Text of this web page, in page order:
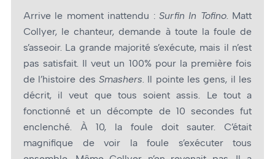
Arrive le moment inattendu : Surfin In Tofino. Matt
Collyer, le chanteur, demande à toute la foule de
s’asseoir. La grande majorité s’exécute, mais il n’est
pas satisfait. Il veut un 100% pour la première fois
de l’histoire des Smashers . Il pointe les gens, il les
décrit, il veut que tous soient assis. Le tout a
fonctionné et un décompte de 10 secondes fut
enclenché. À 10, la foule doit sauter. C’était
magnifique de voir la foule s’exécuter tous